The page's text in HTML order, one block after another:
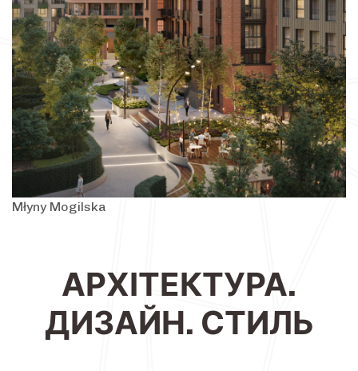
Młyny Mogilska
АРХІТЕКТУРА.
ДИЗАЙН. СТИЛЬ